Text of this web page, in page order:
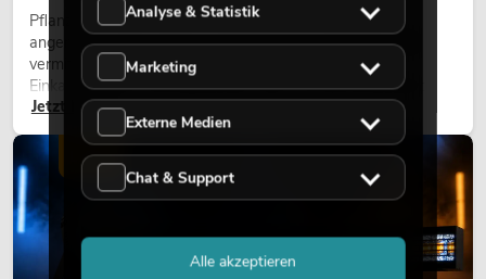
Pflanzen machen Räume lebendig. Sie schaffen eine
angenehme Atmosphäre, verbessern das Ambiente und
vermitteln Natürlichkeit. Ob in Hotels, Restaurants,
Einkaufszentren, Bürogebäuden oder auf Messeständen:
eine hochwertige Begrünung gehört heute längst zum
modernen Raumkonzept.
Jetzt lesen
LICHT
Analyse & Statistik
Marketing
Externe Medien
Chat & Support
Alle akzeptieren